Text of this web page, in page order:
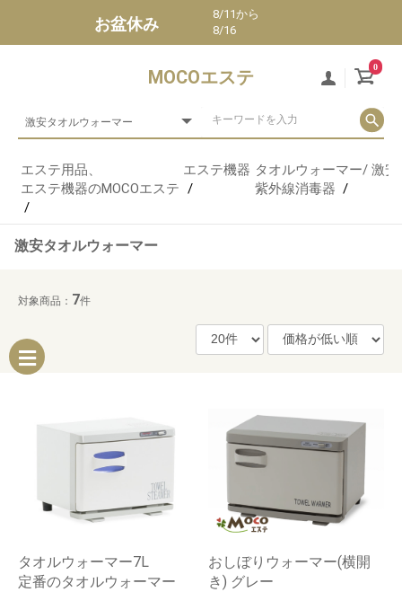
お盆休み
8/11から
8/16
MOCOエステ
0
エステ用品、
エステ機器のMOCOエステ
エステ機器 タオルウォーマー/
紫外線消毒器
激安
激安タオルウォーマー
対象商品： 7件
タオルウォーマー7L
定番のタオルウォーマー
おしぼりウォーマー(横開
き) グレー